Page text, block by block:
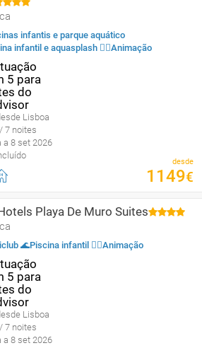
infantis e parque aquático
infantil e aquasplash 🤹‍♂️Animação
Lisboa
7 noites
a 8 set 2026
desde
1149€
Playa De Muro Suites
🌊Piscina infantil 🤹‍♂️Animação
Lisboa
7 noites
a 8 set 2026